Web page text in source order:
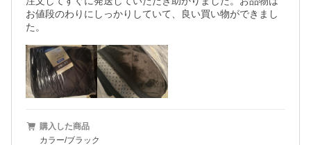
お値段のわりにしっかりしていて、良い買い物ができまし
購入した商品
カラー/ブラック